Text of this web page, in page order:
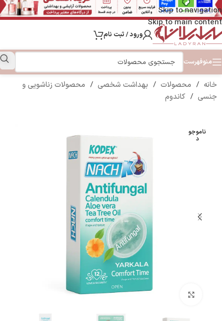
Skip to navigation
Skip to main content
ورود / ثبت نام
منوفهرست
خانه / محصولات / بهداشت شخصی / محصولات زناشویی و
جنسی / کاندوم
ناموجو
د
بزرگنمایی تصویر